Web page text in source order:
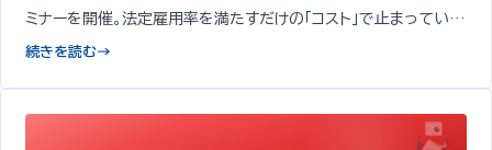
ミナーを開催。法定雇用率を満たすだけの「コスト」で止まっている
障がい者雇用を、収益に貢献する「戦力」へ変えるための4つの実
続きを読む→